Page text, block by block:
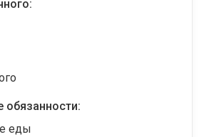
обязанности:
еды